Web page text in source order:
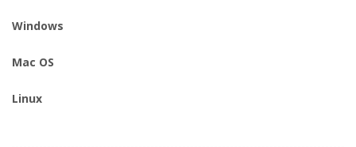
Windows
Mac OS
Linux